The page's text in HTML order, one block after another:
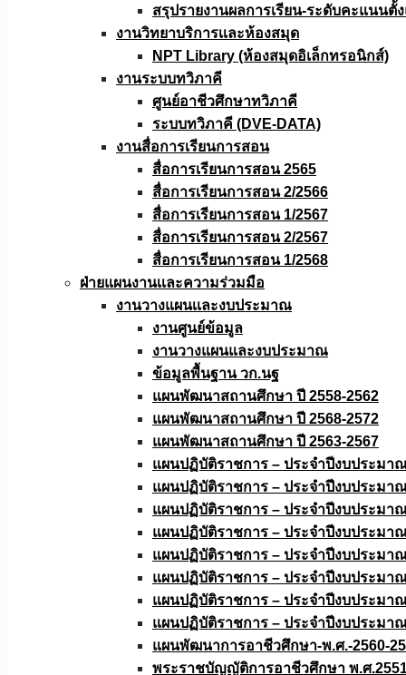
สรุปรายงานผลการเรียน-ระดับคะแนนตั้
งานวิทยาบริการเเละห้องสมุด
NPT Library (ห้องสมุดอิเล็กทรอนิกส์)
งานระบบทวิภาคี
ศูนย์อาชีวศึกษาทวิภาคี
ระบบทวิภาคี (DVE-DATA)
งานสื่อการเรียนการสอน
สื่อการเรียนการสอน 2565
สื่อการเรียนการสอน 2/2566
สื่อการเรียนการสอน 1/2567
สื่อการเรียนการสอน 2/2567
สื่อการเรียนการสอน 1/2568
ฝ่ายแผนงานเเละความร่วมมือ
งานวางแผนเเละงบประมาณ
งานศูนย์ข้อมูล
งานวางแผนและงบประมาณ
ข้อมูลพื้นฐาน วก.นฐ
แผนพัฒนาสถานศึกษา ปี 2558-2562
แผนพัฒนาสถานศึกษา ปี 2568-2572
แผนพัฒนาสถานศึกษา ปี 2563-2567
แผนปฏิบัติราชการ – ประจำปีงบประมา
แผนปฏิบัติราชการ – ประจำปีงบประมา
แผนปฏิบัติราชการ – ประจำปีงบประมา
แผนปฏิบัติราชการ – ประจำปีงบประมา
แผนปฏิบัติราชการ – ประจำปีงบประมา
แผนปฏิบัติราชการ – ประจำปีงบประมา
แผนปฏิบัติราชการ – ประจำปีงบประมา
แผนปฏิบัติราชการ – ประจำปีงบประมา
แผนพัฒนาการอาชีวศึกษา-พ.ศ.-2560-
พระราชบัญญัติการอาชีวศึกษา พ.ศ